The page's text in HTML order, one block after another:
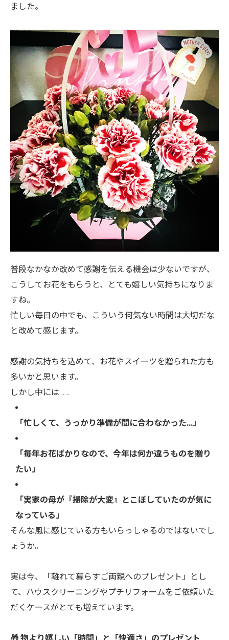
ました。
普段なかなか改めて感謝を伝える機会は少ないですが、
こうしてお花をもらうと、とても嬉しい気持ちになりま
すね。
忙しい毎日の中でも、こういう何気ない時間は大切だな
と改めて感じます。
感謝の気持ちを込めて、お花やスイーツを贈られた方も
多いかと思います。
しかし中には……
「忙しくて、うっかり準備が間に合わなかった…」
「毎年お花ばかりなので、今年は何か違うものを贈り
たい」
「実家の母が『掃除が大変』とこぼしていたのが気に
なっている」
そんな風に感じている方もいらっしゃるのではないでし
ょうか。
実は今、「離れて暮らすご両親へのプレゼント」とし
て、ハウスクリーニングやプチリフォームをご依頼いた
だくケースがとても増えています。